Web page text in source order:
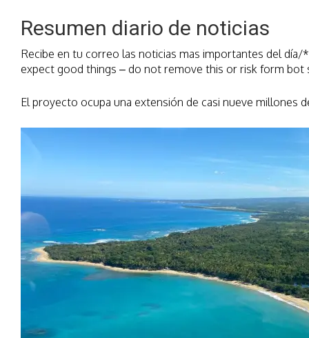
Resumen diario de noticias
Recibe en tu correo las noticias mas importantes del
expect good things – do not remove this or risk form
El proyecto ocupa una extensión de casi nueve millones